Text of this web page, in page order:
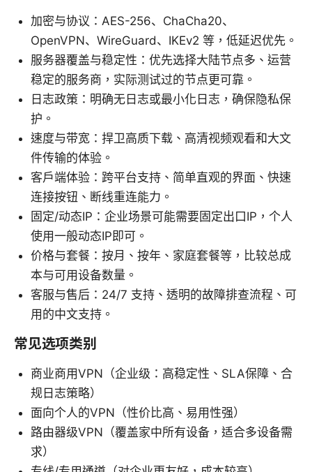
加密与协议：AES-256、ChaCha20、
OpenVPN、WireGuard、IKEv2 等，低延迟优先。
服务器覆盖与稳定性：优先选择大陆节点多、运营
稳定的服务商，实际测试过的节点更可靠。
日志政策：明确无日志或最小化日志，确保隐私保
护。
速度与带宽：捍卫高质下载、高清视频观看和大文
件传输的体验。
客户端体验：跨平台支持、简单直观的界面、快速
连接按钮、断线重连能力。
固定/动态IP：企业场景可能需要固定出口IP，个人
使用一般动态IP即可。
价格与套餐：按月、按年、家庭套餐等，比较总成
本与可用设备数量。
客服与售后：24/7 支持、透明的故障排查流程、可
用的中文支持。
常见选项类别
商业商用VPN（企业级：高稳定性、SLA保障、合
规日志策略）
面向个人的VPN（性价比高、易用性强）
路由器级VPN（覆盖家中所有设备，适合多设备需
求）